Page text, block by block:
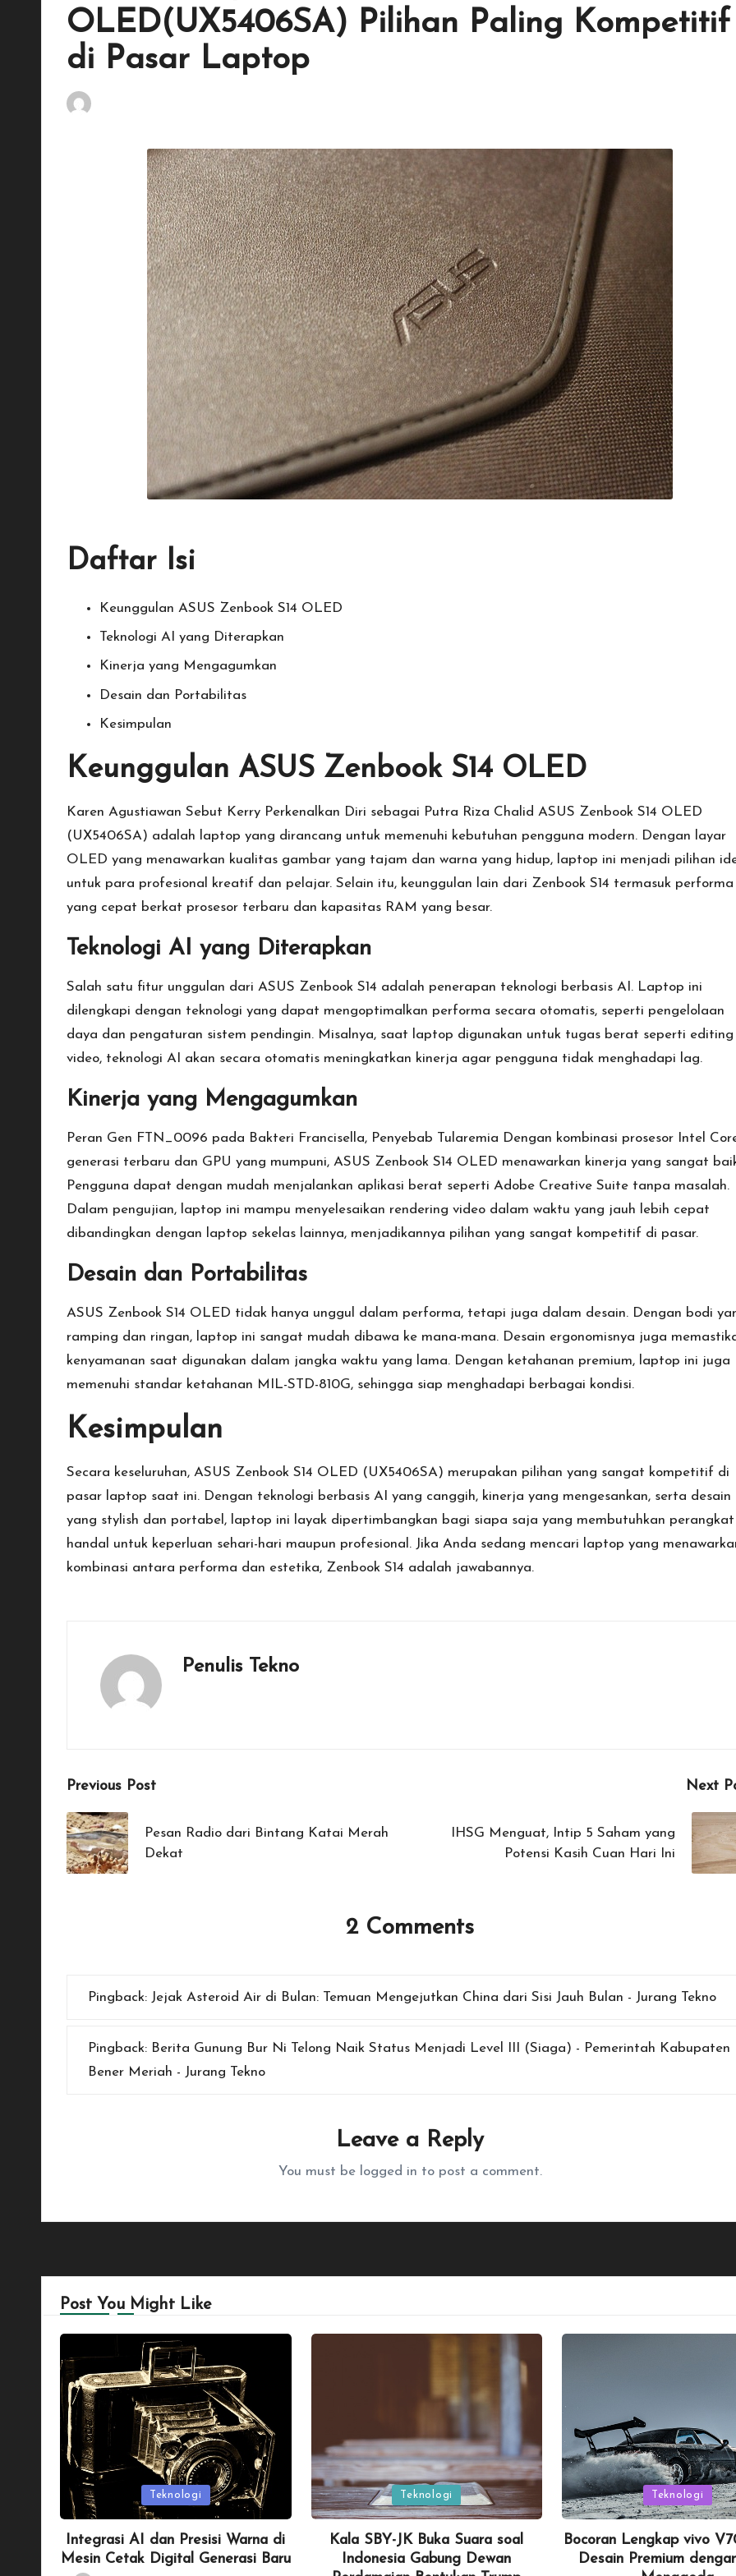
maksimal.
OLED(UX5406SA) Pilihan Paling Kompetitif
di Pasar Laptop
Posted
Daftar Isi
Keunggulan ASUS Zenbook S14 OLED
Teknologi AI yang Diterapkan
Kinerja yang Mengagumkan
Desain dan Portabilitas
Kesimpulan
Keunggulan ASUS Zenbook S14 OLED
Karen Agustiawan Sebut Kerry Perkenalkan Diri sebagai Putra Riza Chalid ASUS Zenbook S14 OLED
(UX5406SA) adalah laptop yang dirancang untuk memenuhi kebutuhan pengguna modern. Dengan layar
OLED yang menawarkan kualitas gambar yang tajam dan warna yang hidup, laptop ini menjadi pilihan
untuk para profesional kreatif dan pelajar. Selain itu, keunggulan lain dari Zenbook S14 termasuk performa
yang cepat berkat prosesor terbaru dan kapasitas RAM yang besar.
Teknologi AI yang Diterapkan
Salah satu fitur unggulan dari ASUS Zenbook S14 adalah penerapan teknologi berbasis AI. Laptop ini
dilengkapi dengan teknologi yang dapat mengoptimalkan performa secara otomatis, seperti pengelolaan
daya dan pengaturan sistem pendingin. Misalnya, saat laptop digunakan untuk tugas berat seperti editing
video, teknologi AI akan secara otomatis meningkatkan kinerja agar pengguna tidak menghadapi lag.
Kinerja yang Mengagumkan
Peran Gen FTN_0096 pada Bakteri Francisella, Penyebab Tularemia Dengan kombinasi prosesor Intel
generasi terbaru dan GPU yang mumpuni, ASUS Zenbook S14 OLED menawarkan kinerja yang sangat
Pengguna dapat dengan mudah menjalankan aplikasi berat seperti Adobe Creative Suite tanpa masalah.
Dalam pengujian, laptop ini mampu menyelesaikan rendering video dalam waktu yang jauh lebih cepat
dibandingkan dengan laptop sekelas lainnya, menjadikannya pilihan yang sangat kompetitif di pasar.
Desain dan Portabilitas
ASUS Zenbook S14 OLED tidak hanya unggul dalam performa, tetapi juga dalam desain. Dengan bodi
ramping dan ringan, laptop ini sangat mudah dibawa ke mana-mana. Desain ergonomisnya juga
kenyamanan saat digunakan dalam jangka waktu yang lama. Dengan ketahanan premium, laptop ini juga
memenuhi standar ketahanan MIL-STD-810G, sehingga siap menghadapi berbagai kondisi.
Kesimpulan
Secara keseluruhan, ASUS Zenbook S14 OLED (UX5406SA) merupakan pilihan yang sangat kompetitif di
pasar laptop saat ini. Dengan teknologi berbasis AI yang canggih, kinerja yang mengesankan, serta desain
yang stylish dan portabel, laptop ini layak dipertimbangkan bagi siapa saja yang membutuhkan perangkat
handal untuk keperluan sehari-hari maupun profesional. Jika Anda sedang mencari laptop yang
kombinasi antara performa dan estetika, Zenbook S14 adalah jawabannya.
Penulis Tekno
Post
navigation
Previous Post
Pesan Radio dari Bintang Katai Merah
Dekat
Next
IHSG Menguat, Intip 5 Saham yang
Potensi Kasih Cuan Hari Ini
2 Comments
Pingback: Jejak Asteroid Air di Bulan: Temuan Mengejutkan China dari Sisi Jauh Bulan - Jurang Tekno
Pingback: Berita Gunung Bur Ni Telong Naik Status Menjadi Level III (Siaga) - Pemerintah Kabupaten
Bener Meriah - Jurang Tekno
Leave a Reply
You must be logged in to post a comment.
Post You Might Like
Posted
in
Teknologi
Integrasi AI dan Presisi Warna di
Mesin Cetak Digital Generasi Baru
Posted
in
Teknologi
Kala SBY-JK Buka Suara soal
Indonesia Gabung Dewan
Posted
in
Teknologi
Bocoran Lengkap vivo
Desain Premium